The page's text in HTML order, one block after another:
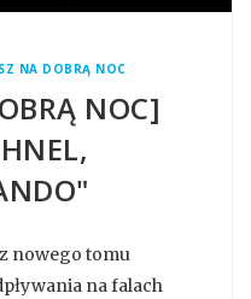
NA DOBRĄ NOC
NOC]
nowego tomu
na falach